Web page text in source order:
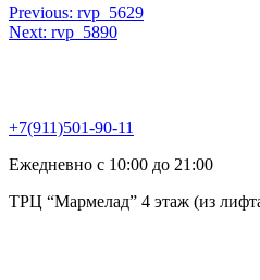
Навигация
по
Previous: rvp_5629
Next: rvp_5890
+7(911)501-90-11
Ежедневно с 10:00 до 21:00
ТРЦ “Мармелад” 4 этаж (из